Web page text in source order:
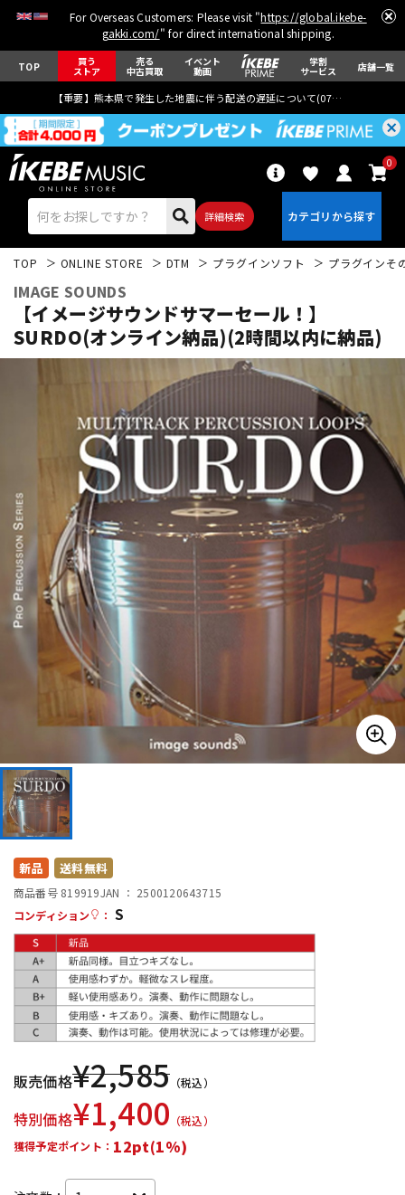
For Overseas Customers: Please visit "https://global.ikebe-
gakki.com/" for direct international shipping.
TOP 買う
ストア
売る
中古買取
イベント
動画
学割
サービス 店舗一覧
【重要】熊本県で発生した地震に伴う配送の遅延について(07月29日
詳細検索
0
アコギ/エレアコ
ベース ウクレレ
ドラム パーカッション
キーボード 電子ピアノ
管楽器
アンプ
配信/ライブ機器
中古 ヴィンテージ
TOP ONLINE STORE DTM プラグインソフト プラグインそ
IMAGE SOUNDS
【イメージサウンドサマーセール！】
SURDO(オンライン納品)(2時間以内に納品)
新品 送料無料
商品番号 819919JAN ： 2500120643715
コンディション
： S
販売価格¥2,585 （税込）
特別価格¥1,400 （税込）
獲得予定ポイント： 12pt(1%)